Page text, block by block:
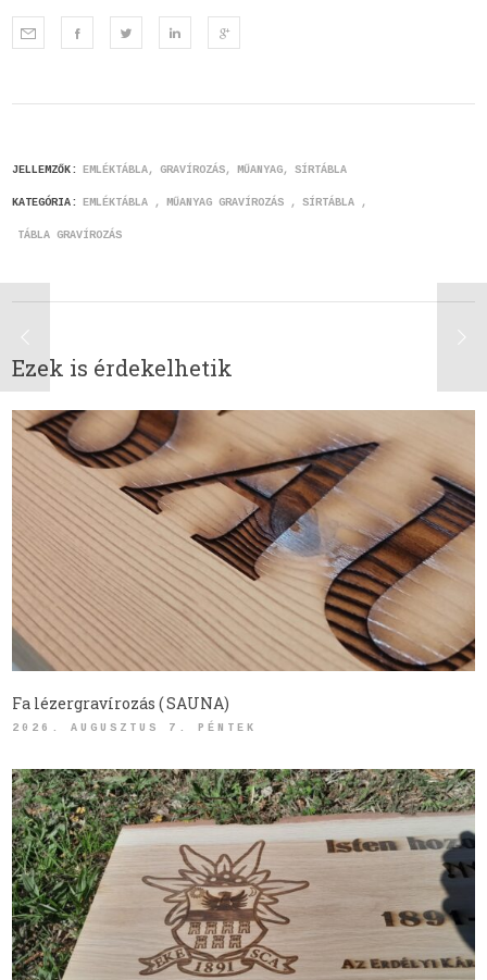
JELLEMZŐK: EMLÉKTÁBLA GRAVÍROZÁS MŰANYAG SÍRTÁBLA
KATEGÓRIA: EMLÉKTÁBLA MŰANYAG GRAVÍROZÁS SÍRTÁBLA
TÁBLA GRAVÍROZÁS
Ezek is érdekelhetik
Fa lézergravírozás ( SAUNA)
2026. AUGUSZTUS 7. PÉNTEK